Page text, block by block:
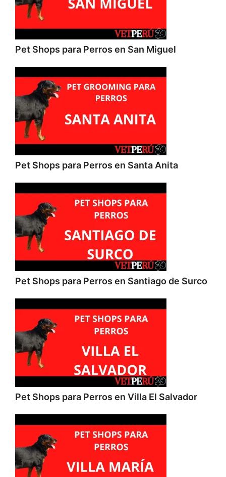
Pet Shops para Perros en San Miguel
Pet Shops para Perros en Santa Anita
Pet Shops para Perros en Santiago de Surco
Pet Shops para Perros en Villa El Salvador